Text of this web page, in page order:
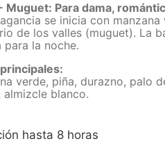
Muguet: Para dama,
se inicia con
de los valles (muguet). La
para la noche.
verde, piña, durazno, palo
almizcle blanco.
hasta 8 horas